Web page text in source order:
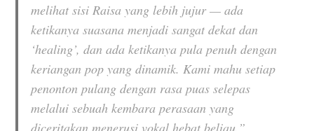
melihat sisi Raisa yang lebih jujur — ada
ketikanya suasana menjadi sangat dekat dan
‘healing’, dan ada ketikanya pula penuh dengan
keriangan pop yang dinamik. Kami mahu setiap
penonton pulang dengan rasa puas selepas
melalui sebuah kembara perasaan yang
diceritakan menerusi vokal hebat beliau,”